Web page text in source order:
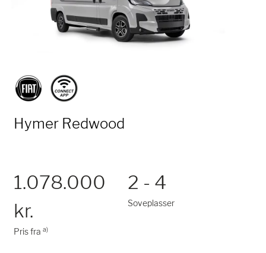
Hymer Redwood
1.078.000
kr.
Pris fraa)
2 - 4
Soveplasser